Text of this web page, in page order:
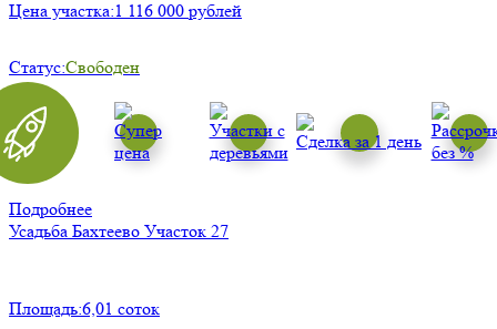
Цена участка:1 116 000 рублей
Статус:Свободен
Подробнее
Усадьба Бахтеево Участок 27
Площадь:6,01 соток